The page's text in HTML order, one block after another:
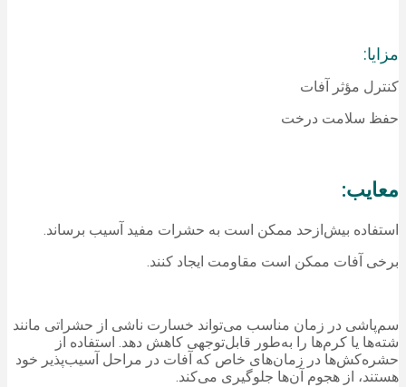
مزایا:
کنترل مؤثر آفات
حفظ سلامت درخت
معایب:
استفاده بیش‌ازحد ممکن است به حشرات مفید آسیب برساند.
برخی آفات ممکن است مقاومت ایجاد کنند.
سم‌پاشی در زمان مناسب می‌تواند خسارت ناشی از حشراتی مانند
شته‌ها یا کرم‌ها را به‌طور قابل‌توجهی کاهش دهد. استفاده از
حشره‌کش‌ها در زمان‌های خاص که آفات در مراحل آسیب‌پذیر خود
هستند، از هجوم آن‌ها جلوگیری می‌کند.